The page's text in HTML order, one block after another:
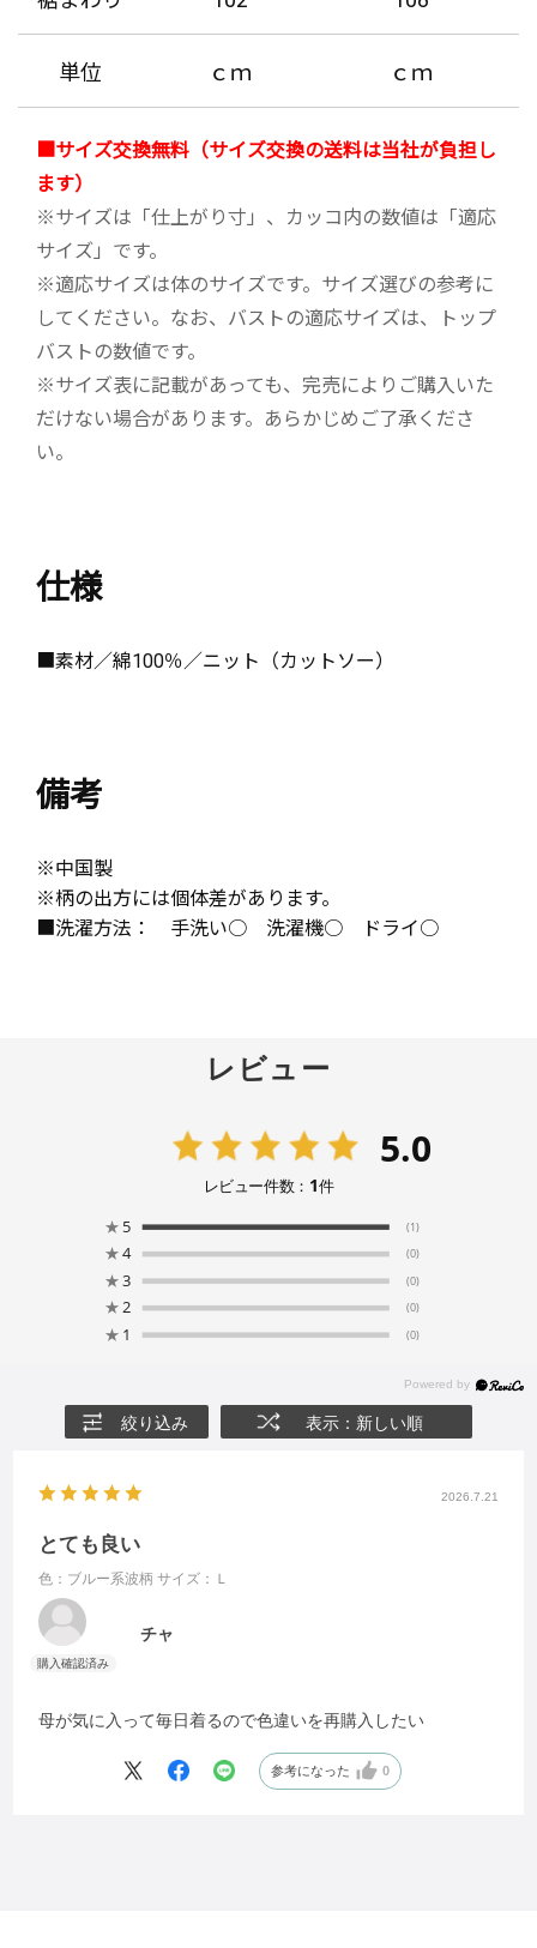
単位 ｃｍ ｃｍ
■サイズ交換無料（サイズ交換の送料は当社が負担し
ます）
※サイズは「仕上がり寸」、カッコ内の数値は「適応
サイズ」です。
※適応サイズは体のサイズです。サイズ選びの参考に
してください。なお、バストの適応サイズは、トップ
バストの数値です。
※サイズ表に記載があっても、完売によりご購入いた
だけない場合があります。あらかじめご了承くださ
い。
仕様
■素材／綿100％／ニット（カットソー）
備考
※中国製
※柄の出方には個体差があります。
■洗濯方法： 手洗い○ 洗濯機○ ドライ○
レビュー
5.0
レビュー件数： 1件
★ 5 (1)
★4 (0)
★3 (0)
★2 (0)
★ 1 (0)
絞り込み 表示：新しい順
2026.7.21
とても良い
色：ブルー系波柄 サイズ：Ｌ
チャ
母が気に入って毎日着るので色違いを再購入したい
参考になった 0